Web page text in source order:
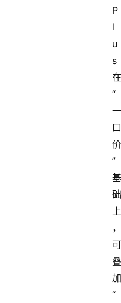
P
l
u
s
在
“
一
口
价
”
基
础
上
，
可
叠
加
“